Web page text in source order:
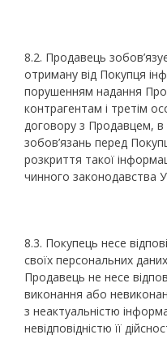
8.2. Продавець
отриману від Покупця
порушенням надання
контрагентам і третім
договору з Продавцем, в
зобов’язань перед
розкриття такої
чинного законодавства
8.3. Покупець несе
своїх персональних
Продавець не несе
виконання або
з неактуальністю
невідповідністю її